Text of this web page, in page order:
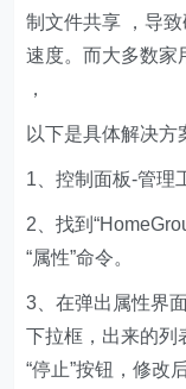
制文件共享 ，导
速度。而大多数家
，
以下是具体解决方
1、控制面板-管理
2、找到
“属性”命令。
3、在弹出属性界
下拉框，出来的列
“停止”按钮，修改